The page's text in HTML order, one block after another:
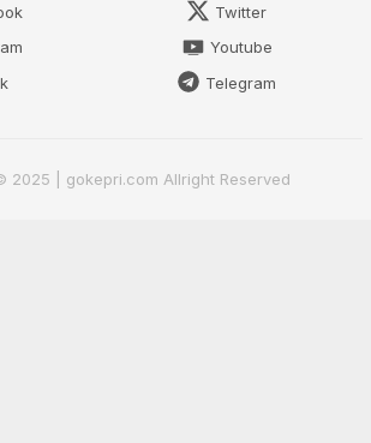
Twitter
Youtube
Telegram
2025 | gokepri.com Allright Reserved